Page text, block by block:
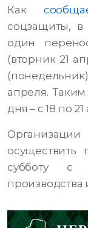
Как
соцзащиты, в
один
(вторник 21
апреля.
дня – с 18 по
субботу с
производства